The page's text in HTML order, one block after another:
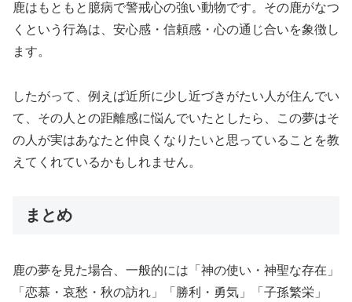
鹿はもともと臆病で警戒心の強い動物です。その鹿がなつ
くという行為は、安心感・信頼感・心の通じ合いを象徴し
ます。
したがって、例えば近所に少し近づきがたい人が住んでい
て、その人との距離感に悩んでいたとしたら、この夢はそ
の人が実はあなたと仲良くなりたいと思っていることを教
えてくれているかもしれません。
まとめ
鹿の夢を見た場合、一般的には「神の使い・神聖な存在」
「恋慕・哀愁・秋の訪れ」「勝利・勇気」「子孫繁栄」